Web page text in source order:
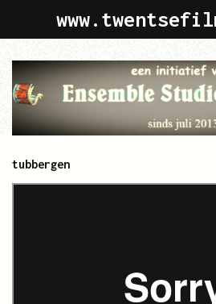
de
hoofdinhoud
tubbergen